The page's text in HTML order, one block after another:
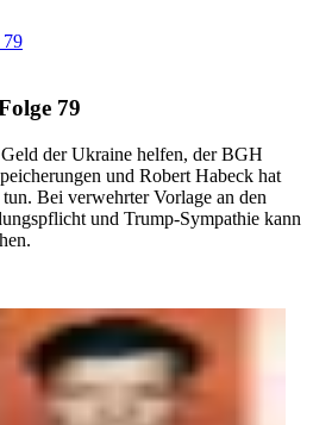
79
79
der Ukraine helfen, der BGH
und Robert Habeck hat
Bei verwehrter Vorlage an den
und Trump-Sympathie kann